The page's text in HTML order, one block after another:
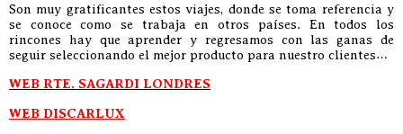
Son muy gratificantes estos viajes, donde se toma referencia y
se conoce como se trabaja en otros países. En todos los
rincones hay que aprender y regresamos con las ganas de
seguir seleccionando el mejor producto para nuestro clientes…
WEB RTE. SAGARDI LONDRES
WEB DISCARLUX